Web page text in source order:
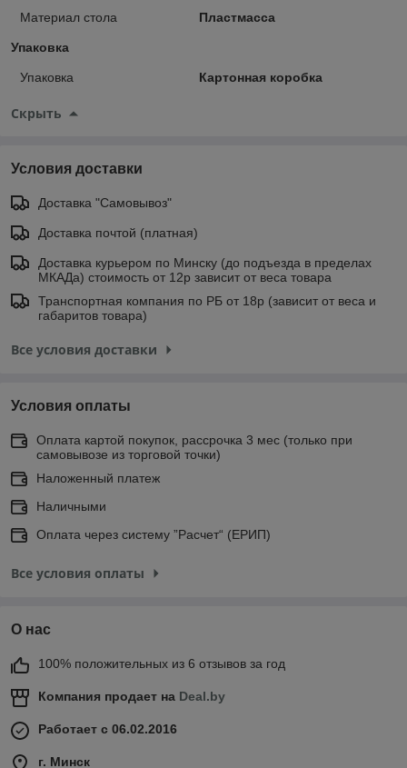
Материал стола
Пластмасса
Упаковка
Упаковка Картонная коробка
Скрыть
Условия доставки
Доставка "Самовывоз"
Доставка почтой (платная)
Доставка курьером по Минску (до подъезда в пределах
МКАДа) стоимость от 12р зависит от веса товара
Транспортная компания по РБ от 18р (зависит от веса и
габаритов товара)
Все условия доставки
Условия оплаты
Оплата картой покупок, рассрочка 3 мес (только при
самовывозе из торговой точки)
Наложенный платеж
Наличными
Оплата через систему ”Расчет“ (ЕРИП)
Все условия оплаты
О нас
100% положительных из 6 отзывов за год
Компания продает на Deal.by
Работает с 06.02.2016
г. Минск